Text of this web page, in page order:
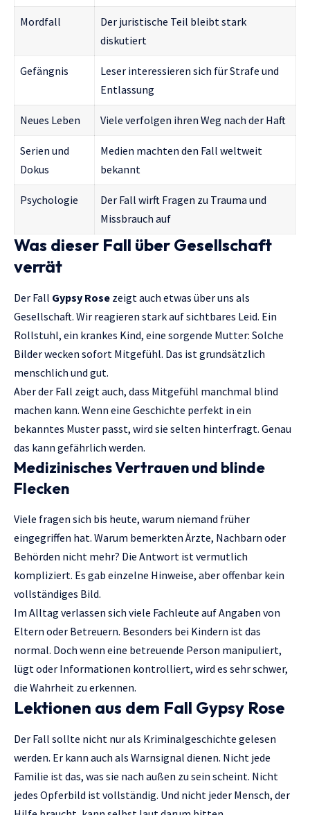
Mordfall
Der juristische Teil bleibt stark
diskutiert
Gefängnis
Leser interessieren sich für Strafe und
Entlassung
Neues Leben Viele verfolgen ihren Weg nach der Haft
Serien und
Dokus
Medien machten den Fall weltweit
bekannt
Psychologie
Der Fall wirft Fragen zu Trauma und
Missbrauch auf
Was dieser Fall über Gesellschaft
verrät
Der Fall Gypsy Rose zeigt auch etwas über uns als
Gesellschaft. Wir reagieren stark auf sichtbares Leid. Ein
Rollstuhl, ein krankes Kind, eine sorgende Mutter: Solche
Bilder wecken sofort Mitgefühl. Das ist grundsätzlich
menschlich und gut.
Aber der Fall zeigt auch, dass Mitgefühl manchmal blind
machen kann. Wenn eine Geschichte perfekt in ein
bekanntes Muster passt, wird sie selten hinterfragt. Genau
das kann gefährlich werden.
Medizinisches Vertrauen und blinde
Flecken
Viele fragen sich bis heute, warum niemand früher
eingegriffen hat. Warum bemerkten Ärzte, Nachbarn oder
Behörden nicht mehr? Die Antwort ist vermutlich
kompliziert. Es gab einzelne Hinweise, aber offenbar kein
vollständiges Bild.
Im Alltag verlassen sich viele Fachleute auf Angaben von
Eltern oder Betreuern. Besonders bei Kindern ist das
normal. Doch wenn eine betreuende Person manipuliert,
lügt oder Informationen kontrolliert, wird es sehr schwer,
die Wahrheit zu erkennen.
Lektionen aus dem Fall Gypsy Rose
Der Fall sollte nicht nur als Kriminalgeschichte gelesen
werden. Er kann auch als Warnsignal dienen. Nicht jede
Familie ist das, was sie nach außen zu sein scheint. Nicht
jedes Opferbild ist vollständig. Und nicht jeder Mensch, der